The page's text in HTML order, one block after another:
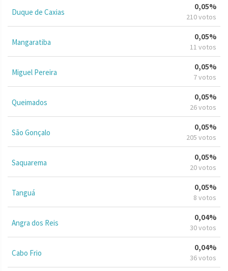
Duque de Caxias
0,05%
210 votos
Mangaratiba
0,05%
11 votos
Miguel Pereira
0,05%
7 votos
Queimados
0,05%
26 votos
São Gonçalo
0,05%
205 votos
Saquarema
0,05%
20 votos
Tanguá
0,05%
8 votos
Angra dos Reis
0,04%
30 votos
Cabo Frio
0,04%
36 votos